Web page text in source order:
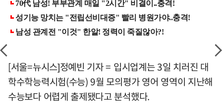
[서울=뉴시스]정예빈 기자 = 입시업계는 3일 치러진 대
학수학능력시험(수능) 9월 모의평가 영어 영역이 지난해
수능보다 어렵게 출제됐다고 분석했다.